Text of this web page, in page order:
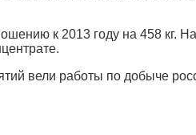
к 2013 году на 458 кг.
вели работы по добыче